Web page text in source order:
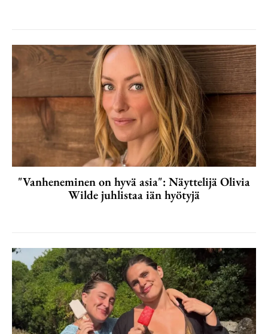
"Vanheneminen on hyvä asia": Näyttelijä Olivia
Wilde juhlistaa iän hyötyjä